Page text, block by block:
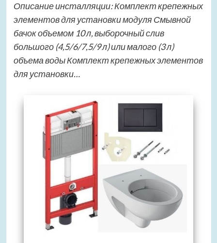
Описание инсталляции: Комплект крепежных
элементов для установки модуля Смывной
бачок объемом 10 л, выборочный слив
большого (4,5/6/7,5/9 л) или малого (3 л)
объема воды Комплект крепежных элементов
для установки…